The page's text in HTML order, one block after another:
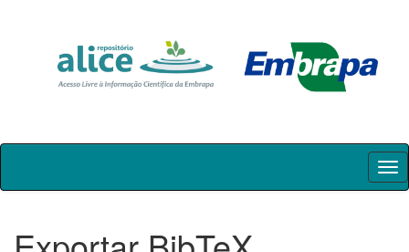
Skip